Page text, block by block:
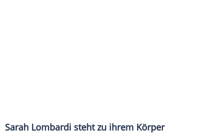
Sarah Lombardi steht zu ihrem Körper